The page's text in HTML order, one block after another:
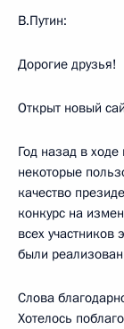
В.Путин:
Дорогие друзья!
Открыт новый
Год назад в
некоторые
качество
конкурс на
всех участников
были
Слова
Хотелось